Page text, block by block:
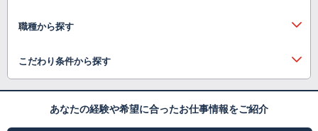
職種から探す
こだわり条件から探す
あなたの経験や希望に合ったお仕事情報をご紹介